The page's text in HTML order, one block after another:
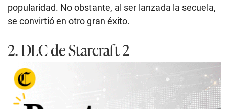
popularidad. No obstante, al ser lanzada la secuela,
se convirtió en otro gran éxito.
2. DLC de Starcraft 2